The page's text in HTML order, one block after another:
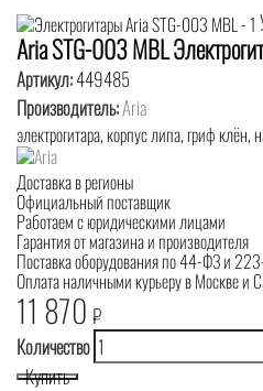
Aria STG-003 MBL
Артикул:449485
Производитель:Aria
электрогитара, корпус липа, гриф
Доставка в регионы
Официальный поставщик
Работаем с юридическими лицами
Гарантия от магазина и производителя
Поставка оборудования по 44-ФЗ и
Оплата наличными курьеру в Москве и
11 870 ₽
Количество
Купить